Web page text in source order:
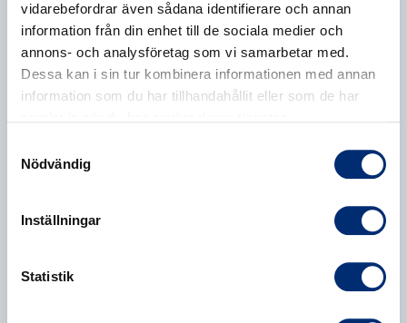
vidarebefordrar även sådana identifierare och annan
information från din enhet till de sociala medier och
annons- och analysföretag som vi samarbetar med.
Dessa kan i sin tur kombinera informationen med annan
information som du har tillhandahållit eller som de har
Nödvändig
Inställningar
Statistik